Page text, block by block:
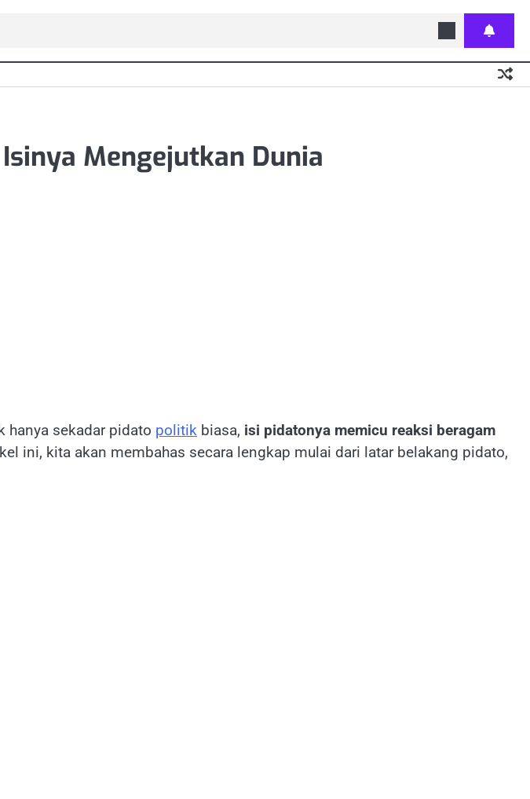
Mengejutkan Dunia
hanya sekadar pidato politik biasa, isi pidatonya memicu reaksi beragam
ini, kita akan membahas secara lengkap mulai dari latar belakang pidato,